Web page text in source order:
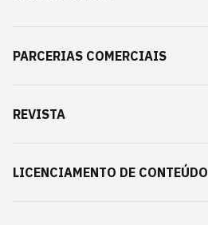
PARCERIAS COMERCIAIS
REVISTA
LICENCIAMENTO DE CONTEÚDO